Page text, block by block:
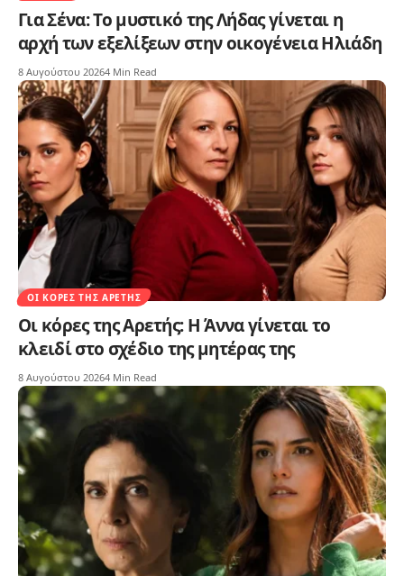
Για Σένα: Το μυστικό της Λήδας γίνεται η
αρχή των εξελίξεων στην οικογένεια Ηλιάδη
8 Αυγούστου 20264 Min Read
ΟΙ ΚΌΡΕΣ ΤΗΣ ΑΡΕΤΉΣ
Οι κόρες της Αρετής: Η Άννα γίνεται το
κλειδί στο σχέδιο της μητέρας της
8 Αυγούστου 20264 Min Read